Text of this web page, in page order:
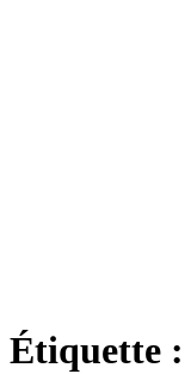
Étiquette :